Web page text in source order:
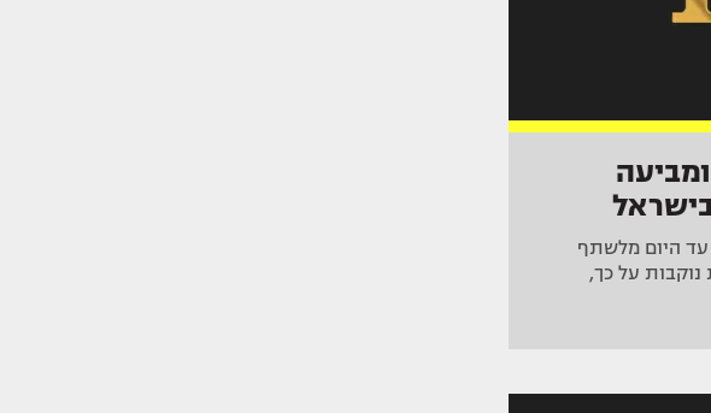
עד היום מלשתף
נוקבות על כך,